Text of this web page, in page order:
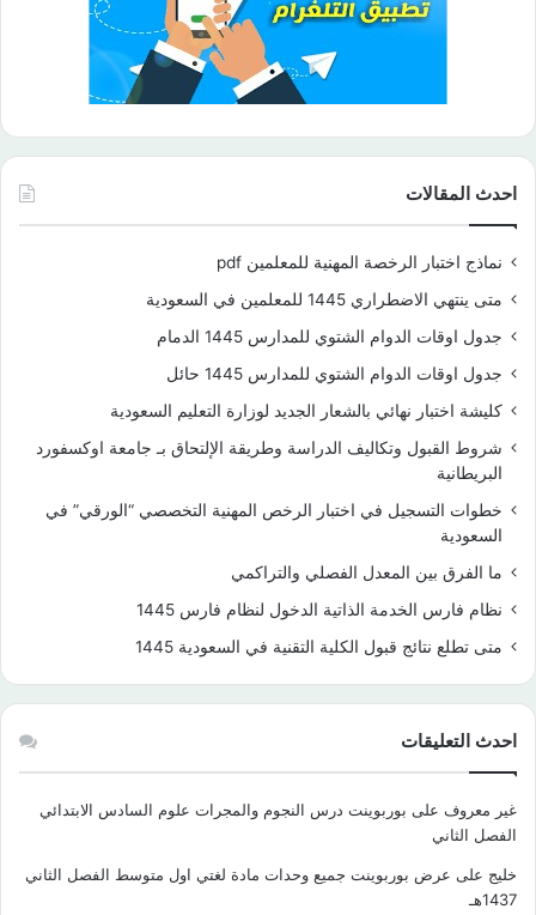
احدث المقالات
نماذج اختبار الرخصة المهنية للمعلمين pdf
متى ينتهي الاضطراري 1445 للمعلمين في السعودية
جدول اوقات الدوام الشتوي للمدارس 1445 الدمام
جدول اوقات الدوام الشتوي للمدارس 1445 حائل
كليشة اختبار نهائي بالشعار الجديد لوزارة التعليم السعودية
شروط القبول وتكاليف الدراسة وطريقة الإلتحاق بـ جامعة اوكسفورد
البريطانية
خطوات التسجيل في اختبار الرخص المهنية التخصصي “الورقي” في
السعودية
ما الفرق بين المعدل الفصلي والتراكمي
نظام فارس الخدمة الذاتية الدخول لنظام فارس 1445
متى تطلع نتائج قبول الكلية التقنية في السعودية 1445
احدث التعليقات
غير معروف على بوربوينت درس النجوم والمجرات علوم السادس الابتدائي
الفصل الثاني
خليج على عرض بوربوينت جميع وحدات مادة لغتي اول متوسط الفصل الثاني
1437هـ